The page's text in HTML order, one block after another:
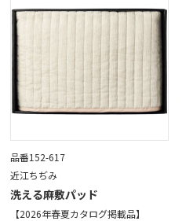
品番152-617
近江ちぢみ
洗える麻敷パッド
【2026年春夏カタログ掲載品】